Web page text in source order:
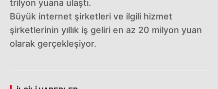
trilyon yuana ulaştı.
Büyük internet şirketleri ve ilgili hizmet
şirketlerinin yıllık iş geliri en az 20 milyon yuan
olarak gerçekleşiyor.